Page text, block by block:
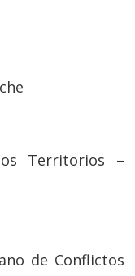
Territorios –
de Conflictos